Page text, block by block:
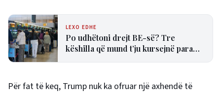
LEXO EDHE
Po udhëtoni drejt BE-së? Tre
këshilla që mund t’ju kursejnë para
Për fat të keq, Trump nuk ka ofruar një axhendë të